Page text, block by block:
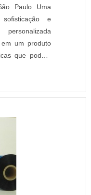
Paulo Uma
e
um produto
que podem
da agenda
profissional e